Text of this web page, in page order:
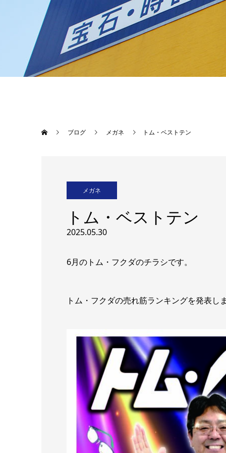
ブログ メガネ トム・ベストテン
メガネ
トム・ベストテン
2025.05.30
6月のトム・フクダのチラシです。
トム・フクダの売れ筋ランキングを発表し